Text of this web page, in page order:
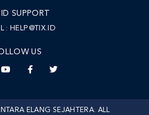
ID SUPPORT
: HELP@TIX.ID
US
ELANG SEJAHTERA. ALL